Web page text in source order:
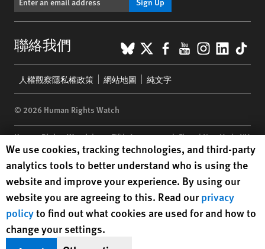
聯絡我們 BlueSky
X Facebook
YouTube
menu
人權觀察隱私權政策 網站地圖 純文字
© 2026 Human Rights Watch
Human Rights Watch| 350 Fifth Avenue, 34th Floor | New York,NY
10118-3299USA|t 1.212.290.4700
Human Rights Watchis a 501(C)(3) nonprofit registered in the US
under EIN: 13-2875808
Human Rights Watch cookie preferences
We use cookies, tracking technologies, and third-party
analytics tools to better understand who is using the
website and improve your experience. By using our
website you are agreeing to this. Read ourprivacy
policyto find out what cookies are used for and how to
change your settings.